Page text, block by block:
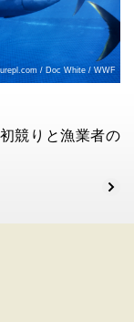
/ Doc White / WWF
競りと漁業者の